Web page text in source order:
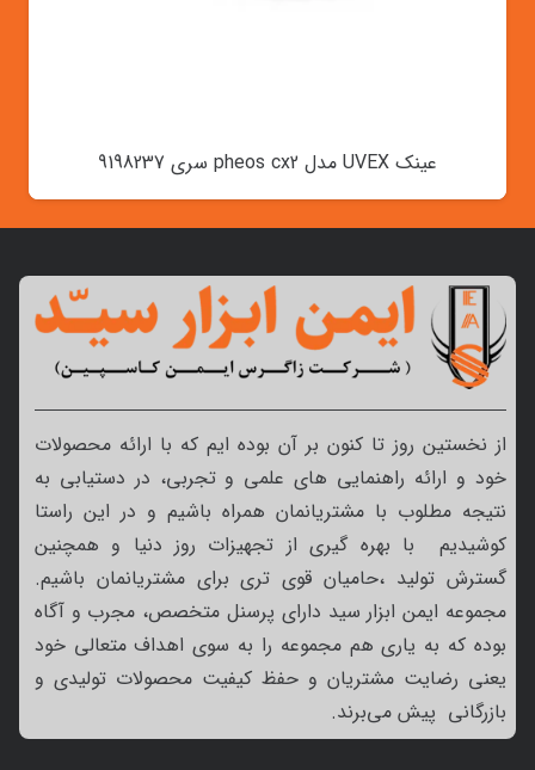
عینک UVEX مدل pheos cx2 سری 9198237
از نخستین روز تا کنون بر آن بوده ایم که با ارائه محصولات
خود و ارائه راهنمایی های علمی و تجربی، در دستیابی به
نتیجه مطلوب با مشتریانمان همراه باشیم و در این راستا
کوشیدیم با بهره گیری از تجهیزات روز دنیا و همچنین
گسترش تولید ،حامیان قوی تری برای مشتریانمان باشیم.
مجموعه ایمن ابزار سید دارای پرسنل متخصص، مجرب و آگاه
بوده که به یاری هم مجموعه را به سوی اهداف متعالی خود
یعنی رضایت مشتریان و حفظ کیفیت محصولات تولیدی و
بازرگانی پیش می‌برند.